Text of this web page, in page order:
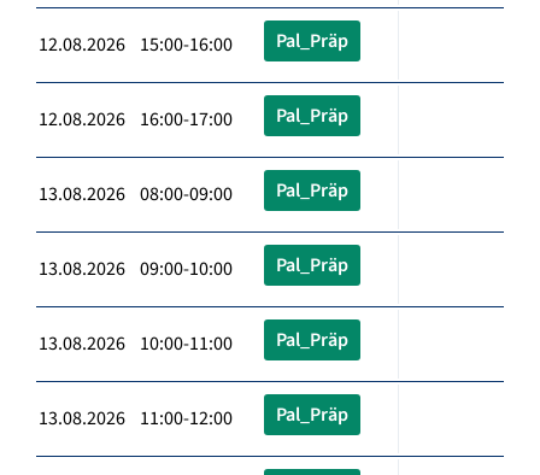
12.08.2026 15:00-16:00 Pal_Präp
12.08.2026 16:00-17:00 Pal_Präp
13.08.2026 08:00-09:00 Pal_Präp
13.08.2026 09:00-10:00 Pal_Präp
13.08.2026 10:00-11:00 Pal_Präp
13.08.2026 11:00-12:00 Pal_Präp